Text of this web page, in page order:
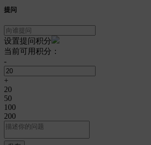
提问
设置提问积分
当前可用积分：
-
+
20
50
100
200